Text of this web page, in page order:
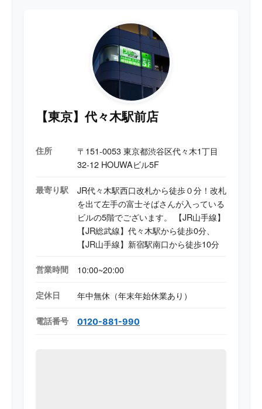
ボールや移植作業にも対応。
回路図・情報が少ない機種においても、実測値や回路
推測から故障箇所を絞り込み、データ保持を前提とし
た復旧を得意としている。
「メーカー修理不可」「データ復旧不可」と案内され
た端末でも、最後まで可能性を追求し、復旧へ繋げる
高度な基板修理技術を強みとしている。
【東京】代々木駅前店
住所
〒151-0053 東京都渋谷区代々木1丁目
32-12 HOUWAビル5F
最寄り駅
JR代々木駅西口改札から徒歩０分！改札
を出て左手の富士そばさんが入っている
ビルの5階でございます。 【JR山手線】
【JR総武線】代々木駅から徒歩0分、
【JR山手線】新宿駅南口から徒歩10分
営業時間 10:00~20:00
定休日 年中無休（年末年始休業あり）
電話番号 0120-881-990